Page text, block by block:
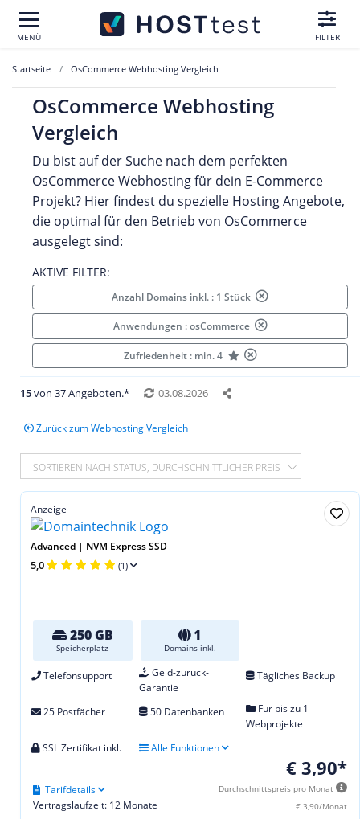
MENÜ FILTER
Startseite OsCommerce Webhosting Vergleich
OsCommerce Webhosting
Vergleich
Du bist auf der Suche nach dem perfekten
OsCommerce Webhosting für dein E-Commerce
Projekt? Hier findest du spezielle Hosting Angebote,
die optimal für den Betrieb von OsCommerce
ausgelegt sind:
AKTIVE FILTER:
Anzahl Domains inkl. : 1 Stück
Anwendungen : osCommerce
Zufriedenheit : min. 4
15von 37 Angeboten.* 03.08.2026
Zurück zum Webhosting Vergleich
SORTIEREN NACH STATUS, DURCHSCHNITTLICHER PREIS
Anzeige
Advanced | NVM Express SSD
5,0 (1)
250 GB
Speicherplatz
1
Domains inkl.
Telefonsupport
Geld-zurück-
Garantie
Tägliches Backup
25 Postfächer 50 Datenbanken
Für bis zu 1
Webprojekte
SSL Zertifikat inkl.
Alle Funktionen
€ 3,90*
Durchschnittspreis pro Monat
€ 3,90/Monat
Vertragslaufzeit: 12 Monate
Tarifdetails